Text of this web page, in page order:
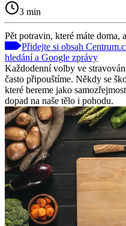
3 min
Pět potravin, které máte
Přidejte si obsah
hledání a Google zprávy
Každodenní volby ve
často připouštíme. Někdy se
které bereme jako
dopad na naše tělo i pohodu.